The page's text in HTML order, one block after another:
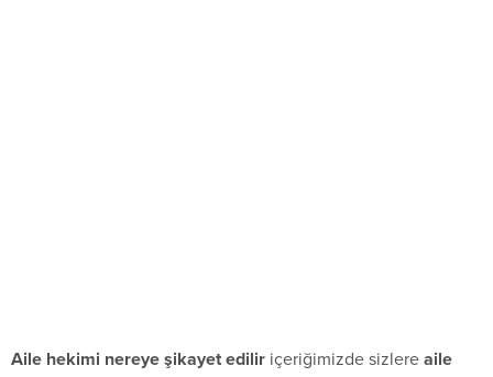
Aile hekimi nereye şikayet edilir içeriğimizde sizlere aile